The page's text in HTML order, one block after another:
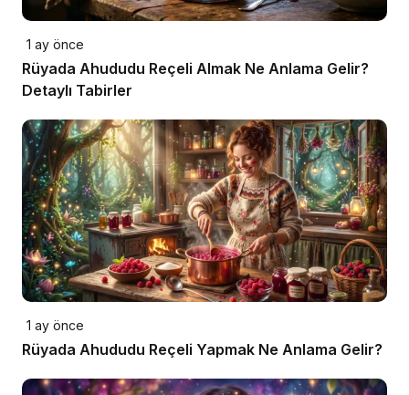
1 ay önce
Rüyada Ahududu Reçeli Almak Ne Anlama Gelir?
Detaylı Tabirler
1 ay önce
Rüyada Ahududu Reçeli Yapmak Ne Anlama Gelir?